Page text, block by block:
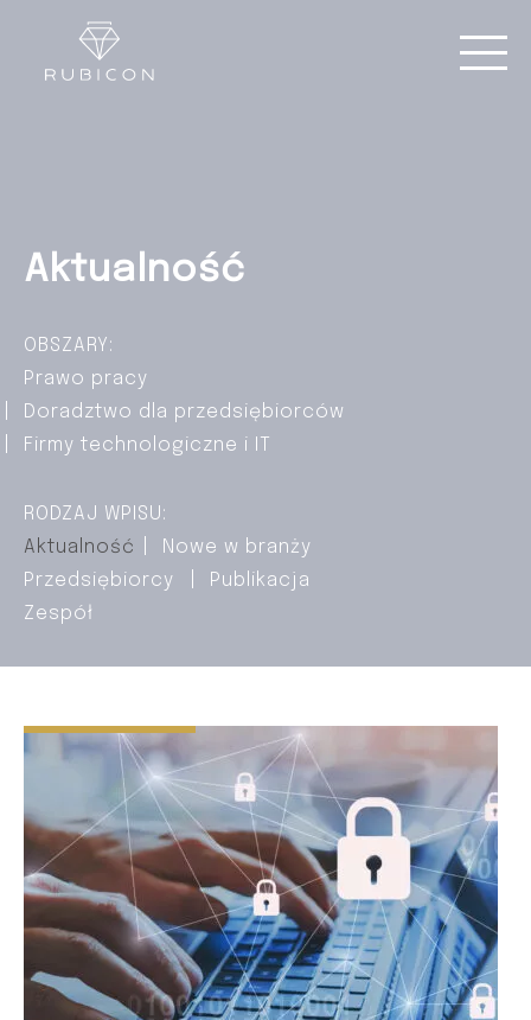
Aktualność
OBSZARY:
Prawo pracy
Doradztwo dla przedsiębiorców
Firmy technologiczne i IT
RODZAJ WPISU:
Aktualność
Nowe w branży
Przedsiębiorcy
Publikacja
Zespół